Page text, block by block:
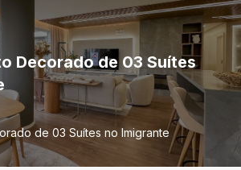
Decorado de 03 Suítes
de 03 Suítes no Imigrante